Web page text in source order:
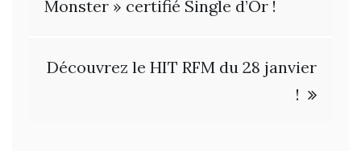
de
l’article
Monster » certifié Single d’Or !
Découvrez le HIT RFM du 28 janvier
!